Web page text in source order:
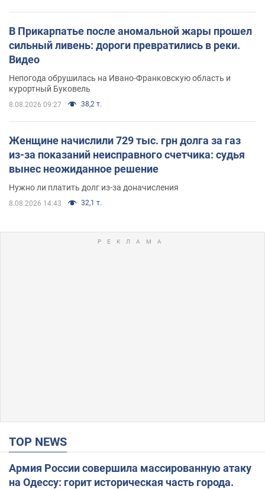
В Прикарпатье после аномальной жары прошел
сильный ливень: дороги превратились в реки.
Видео
Непогода обрушилась на Ивано-Франковскую область и
курортный Буковель
8.08.2026 09:27 38,2 т.
Женщине начислили 729 тыс. грн долга за газ
из-за показаний неисправного счетчика: судья
вынес неожиданное решение
Нужно ли платить долг из-за доначисления
8.08.2026 14:43 32,1 т.
TOP NEWS
Армия России совершила массированную атаку
на Одессу: горит историческая часть города.